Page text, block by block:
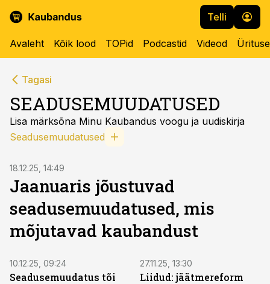
Telli
Avaleht Kõik lood TOPid Podcastid Videod
Tagasi
SEADUSEMUUDATUSED
Lisa märksõna Minu Kaubandus voogu ja uudiskirja
Seadusemuudatused
18.12.25, 14:49
Jaanuaris jõustuvad
seadusemuudatused, mis
mõjutavad kaubandust
10.12.25, 09:24
Seadusemuudatus tõi
27.11.25, 13:30
Liidud: jäätmereform